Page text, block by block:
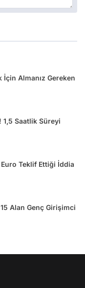
Almanız Gereken
1,5 Saatlik Süreyi
Teklif Ettiği İddia
Alan Genç Girişimci